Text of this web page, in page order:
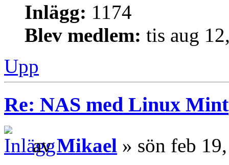
Inlägg: 1174
Blev medlem: tis aug
Upp
Re: NAS med Linux Mint
avMikael » sön feb